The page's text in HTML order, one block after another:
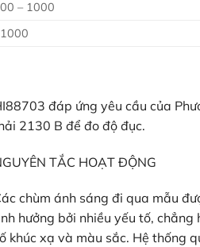
– 1000
đáp ứng yêu cầu của
2130 B để đo độ đục.
TẮC HOẠT ĐỘNG
chùm ánh sáng đi qua mẫu
hưởng bởi nhiều yếu tố,
khúc xạ và màu sắc. Hệ thống